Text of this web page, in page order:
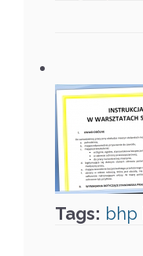
Tags: bhp